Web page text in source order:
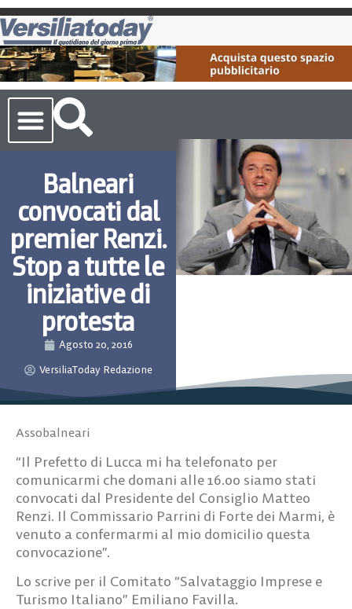
Balneari
convocati dal
premier Renzi.
Stop a tutte le
iniziative di
protesta
Agosto 20, 2016
VersiliaToday Redazione
Assobalneari
“Il Prefetto di Lucca mi ha telefonato per
comunicarmi che domani alle 16.00 siamo stati
convocati dal Presidente del Consiglio Matteo
Renzi. Il Commissario Parrini di Forte dei Marmi, è
venuto a confermarmi al mio domicilio questa
convocazione”.
Lo scrive per il Comitato “Salvataggio Imprese e
Turismo Italiano” Emiliano Favilla.